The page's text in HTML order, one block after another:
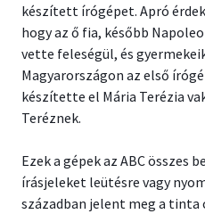
készített írógépet. Apró
hogy az ő fia, később
vette feleségül, és
Magyarországon az első
készítette el Mária Terézia
Teréznek.
Ezek a gépek az ABC összes
írásjeleket leütésre vagy
században jelent meg a tinta